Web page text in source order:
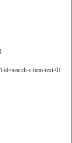
c-item-text-01